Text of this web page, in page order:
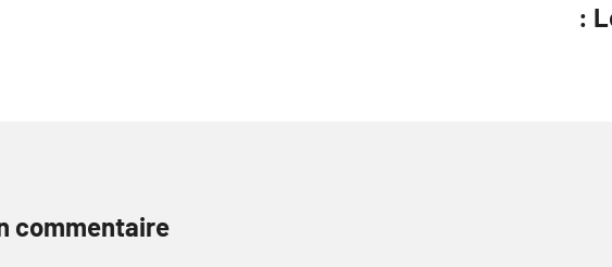
:
commentaire